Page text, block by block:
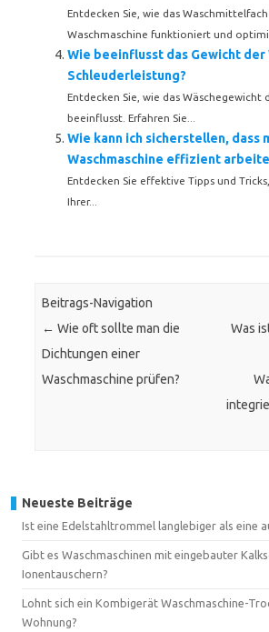
Entdecken Sie, wie das
Waschmaschine funktioniert und
Wie beeinflusst das Gewicht der
Schleuderleistung?
Entdecken Sie, wie das Wäschegewicht
beeinflusst. Erfahren Sie...
Wie kann ich sicherstellen, dass
Waschmaschine effizient
Entdecken Sie effektive Tipps und
Ihrer...
Beitrags-Navigation
← Wie oft sollte man die
Dichtungen einer
Waschmaschine prüfen?
Was
Neueste Beiträge
Ist eine Edelstahltrommel langlebiger als eine
Gibt es Waschmaschinen mit eingebauter
Ionentauschern?
Lohnt sich ein Kombigerät Waschmaschine-
Wohnung?